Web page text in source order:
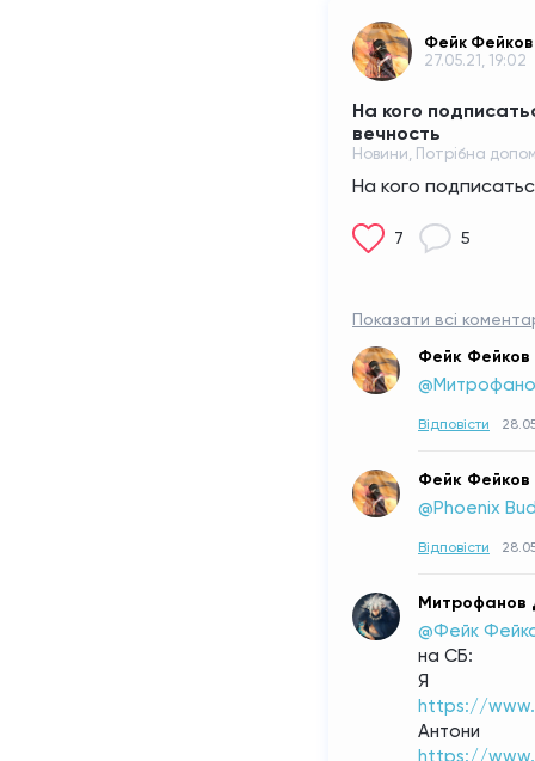
Фейк Фейков
27.05.21, 19:02
На кого
вечность
Новини, Потрібна
На кого
7 5
Показати всі
Фейк Фейков
Відповісти
Фейк Фейков
@Phoenix
Відповісти
Митрофанов
@Фейк
на СБ:
Я
https://
Антони
https://